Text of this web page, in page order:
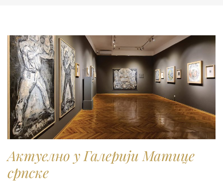
Актуелно у Галерији Матице
српске